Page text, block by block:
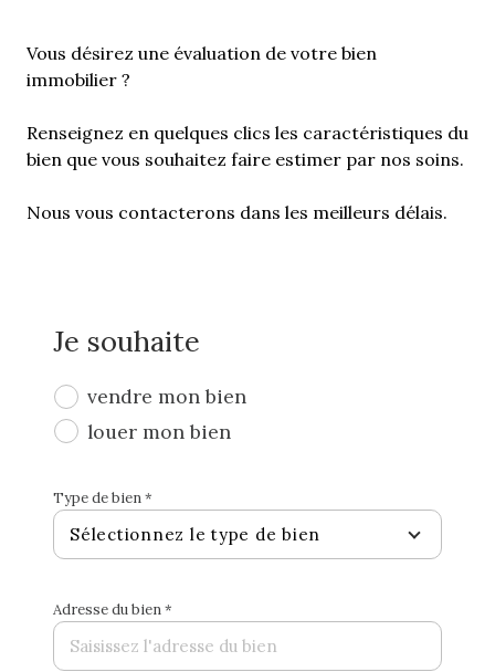
Vous désirez une évaluation de votre bien
immobilier ?
Renseignez en quelques clics les caractéristiques du
bien que vous souhaitez faire estimer par nos soins.
Nous vous contacterons dans les meilleurs délais.
Je souhaite
vendre mon bien
louer mon bien
Type de bien *
Sélectionnez le type de bien
Adresse du bien *